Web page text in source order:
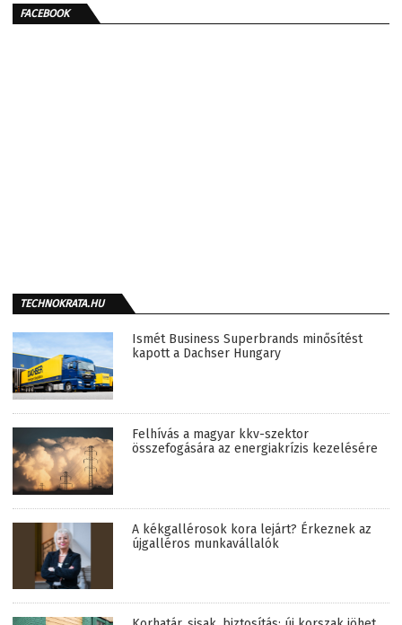
FACEBOOK
TECHNOKRATA.HU
Ismét Business Superbrands minősítést
kapott a Dachser Hungary
Felhívás a magyar kkv-szektor
összefogására az energiakrízis kezelésére
A kékgallérosok kora lejárt? Érkeznek az
újgalléros munkavállalók